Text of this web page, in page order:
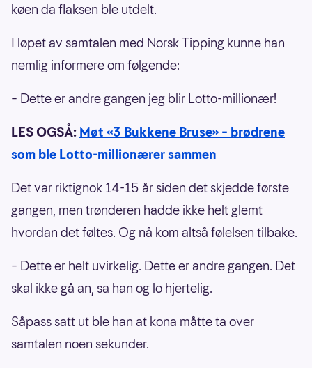
køen da flaksen ble utdelt.
I løpet av samtalen med Norsk Tipping kunne han
nemlig informere om følgende:
– Dette er andre gangen jeg blir Lotto-millionær!
LES OGSÅ: Møt «3 Bukkene Bruse» – brødrene
som ble Lotto-millionærer sammen
Det var riktignok 14-15 år siden det skjedde første
gangen, men trønderen hadde ikke helt glemt
hvordan det føltes. Og nå kom altså følelsen tilbake.
– Dette er helt uvirkelig. Dette er andre gangen. Det
skal ikke gå an, sa han og lo hjertelig.
Såpass satt ut ble han at kona måtte ta over
samtalen noen sekunder.